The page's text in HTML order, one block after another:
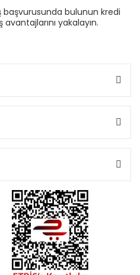
başvurusunda bulunun kredi
yakalayın.